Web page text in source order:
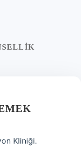
Kliniği.